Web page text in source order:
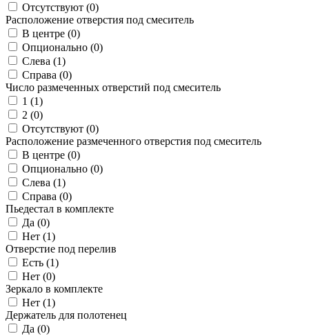
Отсутствуют (0)
Расположение отверстия под смеситель
В центре (0)
Опционально (0)
Слева (1)
Справа (0)
Число размеченных отверстий под смеситель
1 (1)
2 (0)
Отсутствуют (0)
Расположение размеченного отверстия под смеситель
В центре (0)
Опционально (0)
Слева (1)
Справа (0)
Пьедестал в комплекте
Да (0)
Нет (1)
Отверстие под перелив
Есть (1)
Нет (0)
Зеркало в комплекте
Нет (1)
Держатель для полотенец
Да (0)